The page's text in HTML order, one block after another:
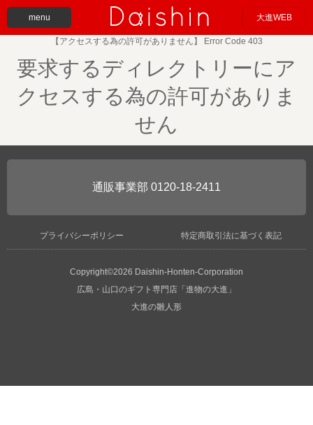
menu 大進WEB
【アクセスする為の許可がありません】 Error Code 403
要求するディレクトリーにア
クセスする為の許可がありま
せん
0120-18-2411
プライバシーポリシー 特定商取引法に基づく表記
Copyright©2026 Daishin-Honten-Corporation
広島・山口のギフト専門店「進物の大進」
大進の雛人形